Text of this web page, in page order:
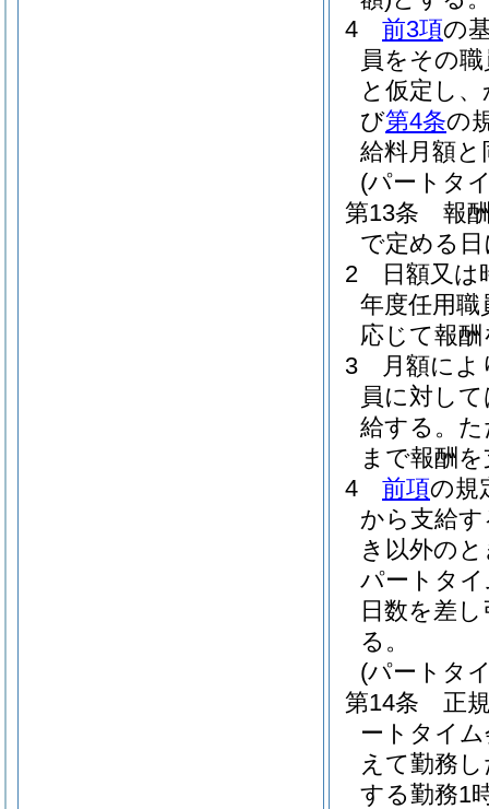
4
前3項の
員をその
と仮定し
び第4条の
給料月額
(パートタ
第13条
報
で定める
2
日額又
年度任用
応じて報
3
月額に
員に対し
給する。
まで報酬
4
前項の規
から支給
き以外の
パートタ
日数を差
る。
(パートタ
第14条
正
ートタイ
えて勤務
する勤務1